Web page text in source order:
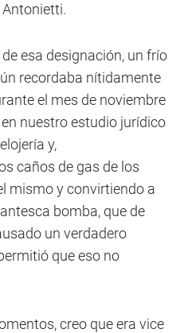
esa designación, un frío
recordaba nítidamente
el mes de noviembre
nuestro estudio jurídico
y,
caños de gas de los
mismo y convirtiendo a
bomba, que de
un verdadero
que eso no
creo que era vice